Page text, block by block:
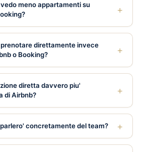
meno appartamenti su
direttamente invece
o Booking?
diretta davvero piu'
di Airbnb?
concretamente del team?